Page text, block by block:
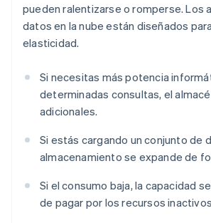
pueden ralentizarse o romperse. Los
datos en la nube están diseñados
elasticidad.
Si necesitas más potencia
determinadas consultas, el
adicionales.
Si estás cargando un conjunto de
almacenamiento se expande de
Si el consumo baja, la capacidad
de pagar por los recursos